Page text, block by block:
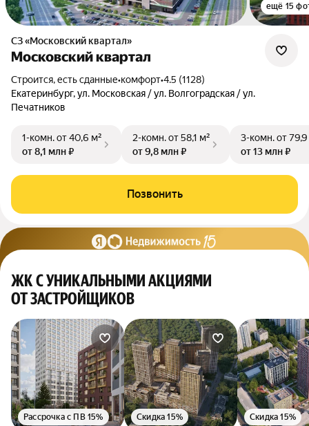
ещё 15
СЗ «Московский квартал»
Московский квартал
Строится, есть сданные•комфорт•4.5 (1128)
Екатеринбург, ул. Московская / ул. Волгоградская / ул.
Печатников
1-комн.от 40,6 м²
от 8,1 млн ₽
2-комн.от 58,1 м²
от 9,8 млн ₽
3-комн.от
от 13 млн ₽
Позвонить
ЖК С УНИКАЛЬНЫМИ АКЦИЯМИ
ОТ ЗАСТРОЙЩИКОВ
Рассрочка с ПВ 15% Скидка 15% Скидка 15%